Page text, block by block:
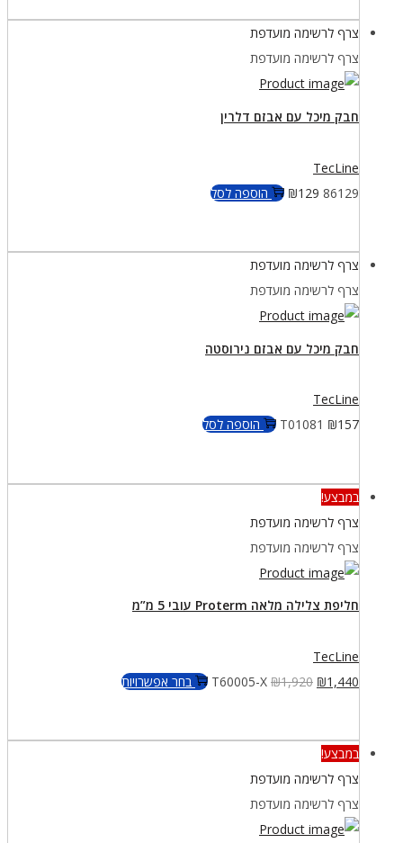
צרף לרשימה מועדפת
צרף לרשימה מועדפת
חבק מיכל עם אבזם דלרין
TecLine
86129
₪129 הוספה לסל
צרף לרשימה מועדפת
צרף לרשימה מועדפת
חבק מיכל עם אבזם נירוסטה
TecLine
T01081 ₪157 הוספה לסל
במבצע!
צרף לרשימה מועדפת
צרף לרשימה מועדפת
חליפת צלילה מלאה Proterm עובי 5 מ”מ
TecLine
T60005-X ₪1,920
המחיר ₪1,440
המחירבחר אפשרויותלמוצר
במבצע!
צרף לרשימה מועדפת
צרף לרשימה מועדפת